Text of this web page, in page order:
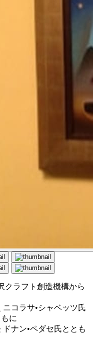
クラフト創造機構から
コラサ•シャベッツ氏
に
ナン•ペダセ氏ととも